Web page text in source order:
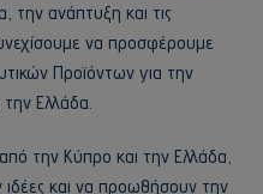
την ανάπτυξη και τις
να προσφέρουμε
Προϊόντων για την
Ελλάδα.
την Κύπρο και την Ελλάδα,
και να προωθήσουν την